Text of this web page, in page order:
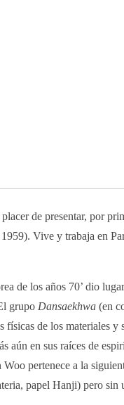
de presentar, por
Vive y trabaja en
de los años 70’ dio
grupo Dansaekhwa(en
de los materiales y
aún en sus raíces de
pertenece a la
papel Hanji) pero